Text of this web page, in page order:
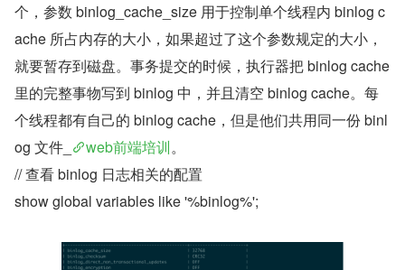
个，参数 binlog_cache_size 用于控制单个线程内 binlog c
ache 所占内存的大小，如果超过了这个参数规定的大小，
就要暂存到磁盘。事务提交的时候，执行器把 binlog cache
里的完整事物写到 binlog 中，并且清空 binlog cache。每
个线程都有自己的 binlog cache，但是他们共用同一份 binl
og 文件_
web前端培训。
// 查看 binlog 日志相关的配置
show global variables like '%binlog%';